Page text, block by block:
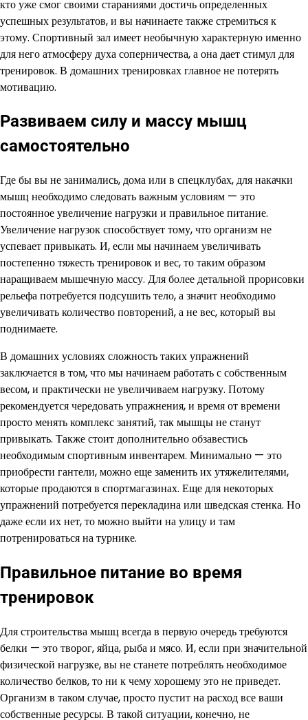
кто уже смог своими стараниями достичь определенных
успешных результатов, и вы начинаете также стремиться к
этому. Спортивный зал имеет необычную характерную именно
для него атмосферу духа соперничества, а она дает стимул для
тренировок. В домашних тренировках главное не потерять
мотивацию.
Развиваем силу и массу мышц
самостоятельно
Где бы вы не занимались, дома или в спецклубах, для накачки
мышц необходимо следовать важным условиям — это
постоянное увеличение нагрузки и правильное питание.
Увеличение нагрузок способствует тому, что организм не
успевает привыкать. И, если мы начинаем увеличивать
постепенно тяжесть тренировок и вес, то таким образом
наращиваем мышечную массу. Для более детальной прорисовки
рельефа потребуется подсушить тело, а значит необходимо
увеличивать количество повторений, а не вес, который вы
поднимаете.
В домашних условиях сложность таких упражнений
заключается в том, что мы начинаем работать с собственным
весом, и практически не увеличиваем нагрузку. Потому
рекомендуется чередовать упражнения, и время от времени
просто менять комплекс занятий, так мышцы не станут
привыкать. Также стоит дополнительно обзавестись
необходимым спортивным инвентарем. Минимально — это
приобрести гантели, можно еще заменить их утяжелителями,
которые продаются в спортмагазинах. Еще для некоторых
упражнений потребуется перекладина или шведская стенка. Но
даже если их нет, то можно выйти на улицу и там
потренироваться на турнике.
Правильное питание во время
тренировок
Для строительства мышц всегда в первую очередь требуются
белки — это творог, яйца, рыба и мясо. И, если при значительной
физической нагрузке, вы не станете потреблять необходимое
количество белков, то ни к чему хорошему это не приведет.
Организм в таком случае, просто пустит на расход все ваши
собственные ресурсы. В такой ситуации, конечно, не